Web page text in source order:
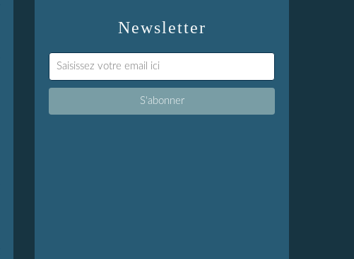
Newsletter